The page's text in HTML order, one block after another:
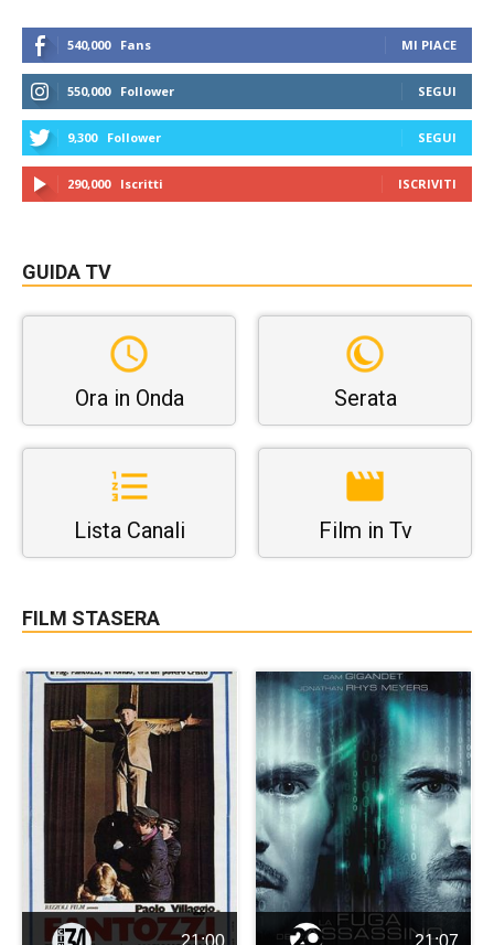
540,000 Fans MI PIACE
550,000 Follower SEGUI
9,300 Follower SEGUI
290,000 Iscritti ISCRIVITI
GUIDA TV
Ora in Onda Serata
Lista Canali Film in Tv
FILM STASERA
21:00 21:07